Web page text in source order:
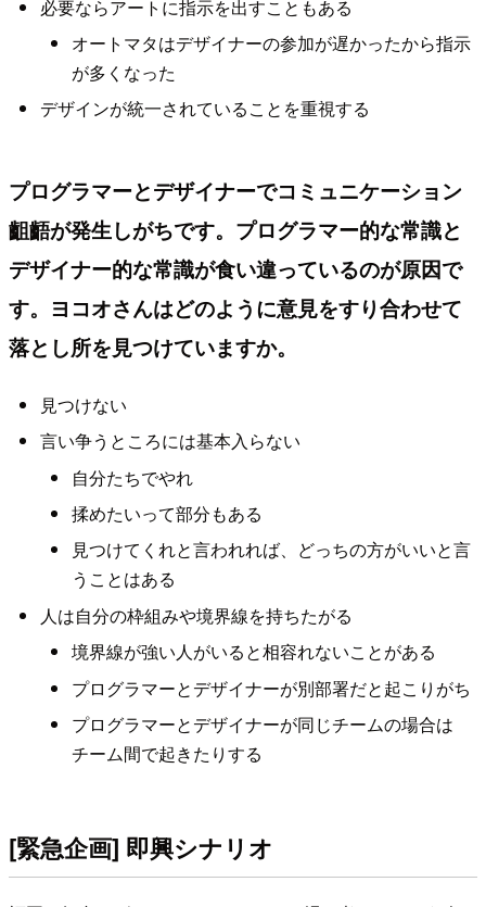
必要ならアートに指示を出すこともある
オートマタはデザイナーの参加が遅かったから指示
が多くなった
デザインが統一されていることを重視する
プログラマーとデザイナーでコミュニケーション
齟齬が発生しがちです。プログラマー的な常識と
デザイナー的な常識が食い違っているのが原因で
す。ヨコオさんはどのように意見をすり合わせて
落とし所を見つけていますか。
見つけない
言い争うところには基本入らない
自分たちでやれ
揉めたいって部分もある
見つけてくれと言われれば、どっちの方がいいと言
うことはある
人は自分の枠組みや境界線を持ちたがる
境界線が強い人がいると相容れないことがある
プログラマーとデザイナーが別部署だと起こりがち
プログラマーとデザイナーが同じチームの場合は
チーム間で起きたりする
[緊急企画] 即興シナリオ